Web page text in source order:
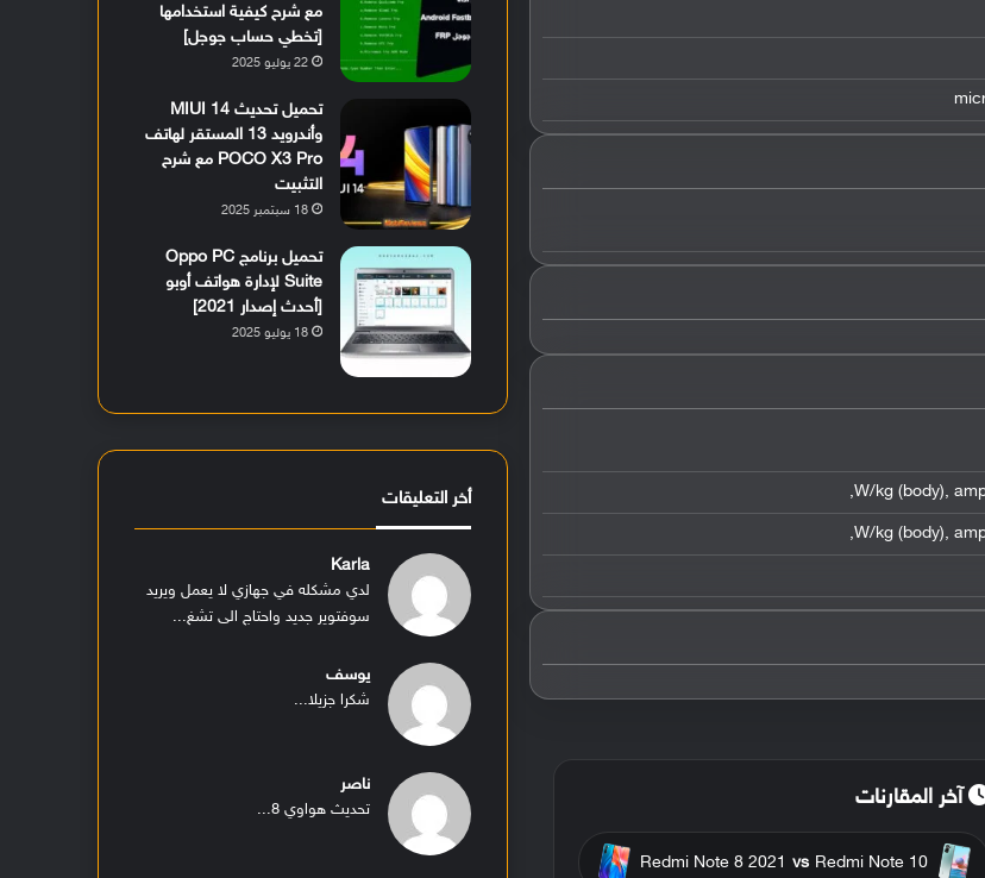
,
,
,
,
آخر المقارنات
Redmi Note 10
vs
Redmi Note 8 2021
مع شرح كيفية استخدامها
[تخطي حساب جوجل]
22 يوليو 2025
تحميل تحديث MIUI 14
وأندرويد 13 المستقر لهاتف
POCO X3 Pro مع شرح
التثبيت
18 سبتمبر 2025
تحميل برنامج Oppo PC
Suite لإدارة هواتف أوبو
[أحدث إصدار 2021]
18 يوليو 2025
أخر التعليقات
Karla
لدي مشكله في جهازي لا يعمل ويريد
سوفتوير جديد واحتاج الى تشغ...
يوسف
شكرا جزيلا...
ناصر
تحديث هواوي 8...